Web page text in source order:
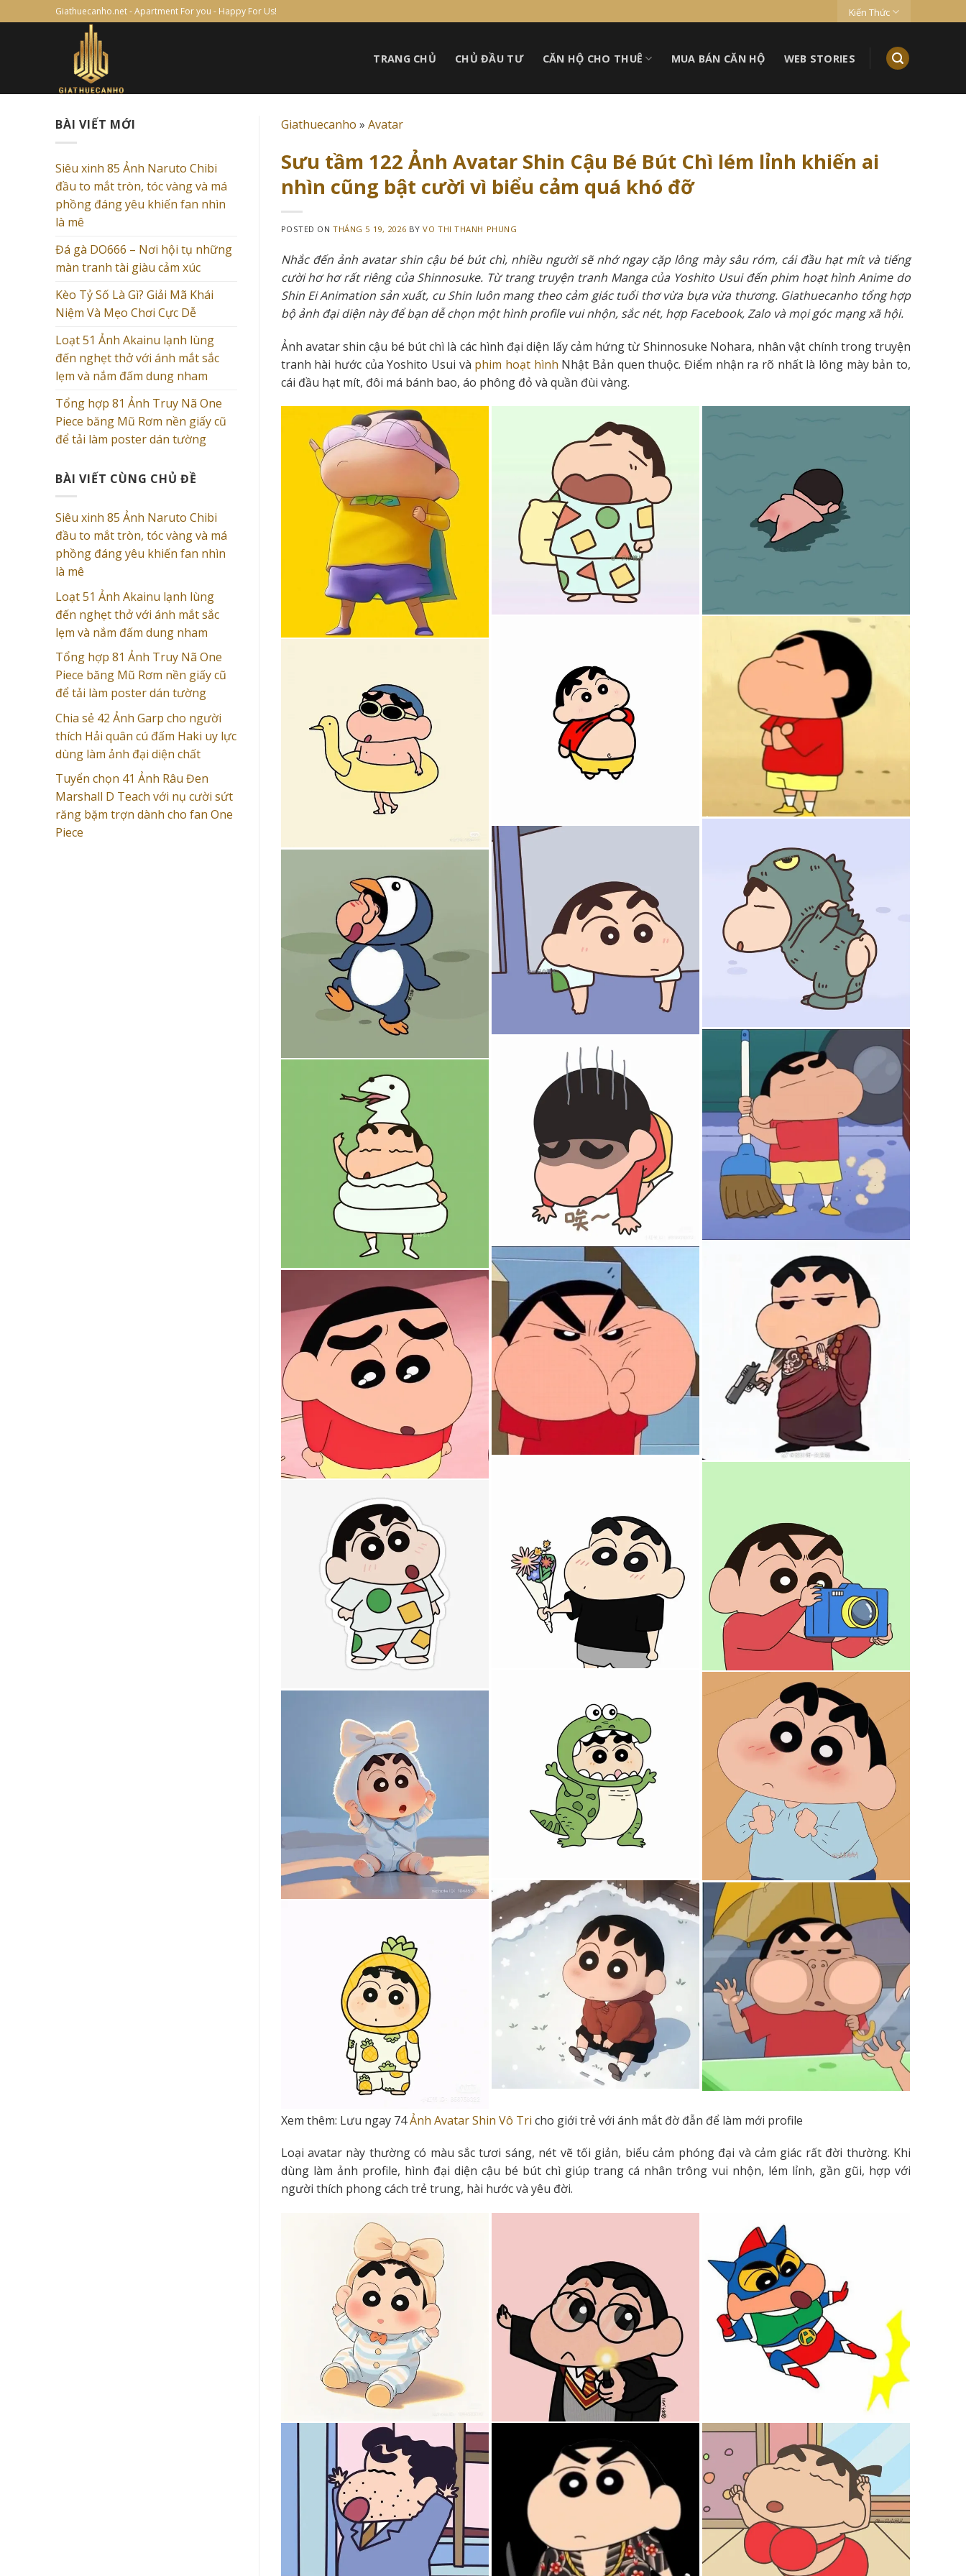
to
Giathuecanho.net - Apartment For you - Happy For Us! Kiến Thức
TRANG CHỦ CHỦ ĐẦU TƯ CĂN HỘ CHO THUÊ MUA BÁN CĂN HỘ WEB STORIES
BÀI VIẾT MỚI
Siêu xinh 85 Ảnh Naruto Chibi
đầu to mắt tròn, tóc vàng và má
phồng đáng yêu khiến fan nhìn
là mê
Đá gà DO666 – Nơi hội tụ những
màn tranh tài giàu cảm xúc
Kèo Tỷ Số Là Gì? Giải Mã Khái
Niệm Và Mẹo Chơi Cực Dễ
Loạt 51 Ảnh Akainu lạnh lùng
đến nghẹt thở với ánh mắt sắc
lẹm và nắm đấm dung nham
Tổng hợp 81 Ảnh Truy Nã One
Piece băng Mũ Rơm nền giấy cũ
để tải làm poster dán tường
BÀI VIẾT CÙNG CHỦ ĐỀ
Siêu xinh 85 Ảnh Naruto Chibi
đầu to mắt tròn, tóc vàng và má
phồng đáng yêu khiến fan nhìn
là mê
Loạt 51 Ảnh Akainu lạnh lùng
đến nghẹt thở với ánh mắt sắc
lẹm và nắm đấm dung nham
Tổng hợp 81 Ảnh Truy Nã One
Piece băng Mũ Rơm nền giấy cũ
để tải làm poster dán tường
Chia sẻ 42 Ảnh Garp cho người
thích Hải quân cú đấm Haki uy lực
dùng làm ảnh đại diện chất
Tuyển chọn 41 Ảnh Râu Đen
Marshall D Teach với nụ cười sứt
răng bặm trợn dành cho fan One
Piece
Giathuecanho » Avatar
Sưu tầm 122 Ảnh Avatar Shin Cậu Bé Bút Chì lém lỉnh khiến ai
nhìn cũng bật cười vì biểu cảm quá khó đỡ
POSTED ONTHÁNG 5 19, 2026 BYVO THI THANH PHUNG
Nhắc đến ảnh avatar shin cậu bé bút chì, nhiều người sẽ nhớ ngay cặp lông mày sâu róm, cái đầu hạt mít và tiếng
cười hơ hơ rất riêng của Shinnosuke. Từ trang truyện tranh Manga của Yoshito Usui đến phim hoạt hình Anime do
Shin Ei Animation sản xuất, cu Shin luôn mang theo cảm giác tuổi thơ vừa bựa vừa thương. Giathuecanho tổng hợp
bộ ảnh đại diện này để bạn dễ chọn một hình profile vui nhộn, sắc nét, hợp Facebook, Zalo và mọi góc mạng xã hội.
Ảnh avatar shin cậu bé bút chì là các hình đại diện lấy cảm hứng từ Shinnosuke Nohara, nhân vật chính trong truyện
tranh hài hước của Yoshito Usui và phim hoạt hình Nhật Bản quen thuộc. Điểm nhận ra rõ nhất là lông mày bản to,
cái đầu hạt mít, đôi má bánh bao, áo phông đỏ và quần đùi vàng.
Xem thêm: Lưu ngay 74Ảnh Avatar Shin Vô Tri cho giới trẻ với ánh mắt đờ đẫn để làm mới profile
Loại avatar này thường có màu sắc tươi sáng, nét vẽ tối giản, biểu cảm phóng đại và cảm giác rất đời thường. Khi
dùng làm ảnh profile, hình đại diện cậu bé bút chì giúp trang cá nhân trông vui nhộn, lém lỉnh, gần gũi, hợp với
người thích phong cách trẻ trung, hài hước và yêu đời.